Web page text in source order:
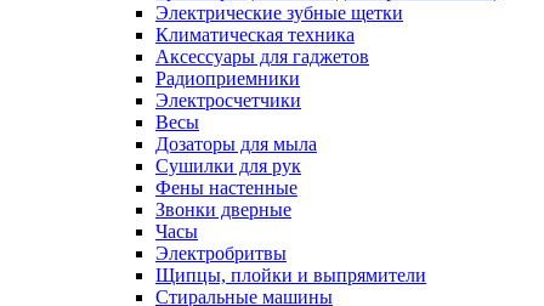
Электрические зубные щетки
Климатическая техника
Аксессуары для гаджетов
Радиоприемники
Электросчетчики
Весы
Дозаторы для мыла
Сушилки для рук
Фены настенные
Звонки дверные
Часы
Электробритвы
Щипцы, плойки и выпрямители
Стиральные машины